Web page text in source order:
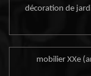
décoration de
mobilier XXe